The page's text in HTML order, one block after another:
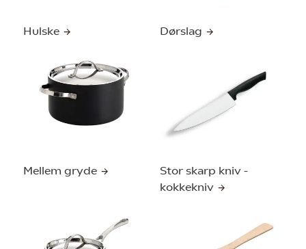
Hulske Dørslag
Mellem gryde
Stor skarp kniv -
kokkekniv